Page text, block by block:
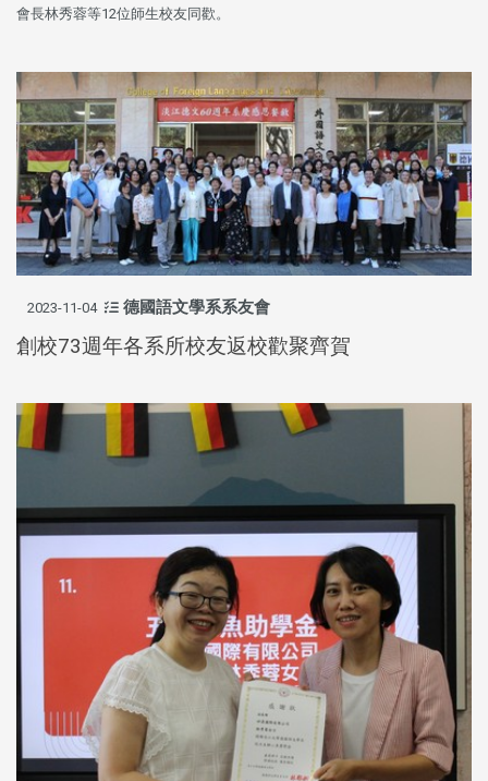
會長林秀蓉等12位師生校友同歡。
2023-11-04 德國語文學系系友會
創校73週年各系所校友返校歡聚齊賀